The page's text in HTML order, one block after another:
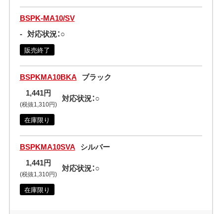
BSPK-MA10/SV
- 対応状況：○
販売終了
BSPKMA10BKA ブラック
1,441円
(税抜1,310円)
対応状況：○
在庫限り
BSPKMA10SVA シルバー
1,441円
(税抜1,310円)
対応状況：○
在庫限り